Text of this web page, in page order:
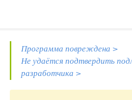
Программа повреждена >
Не удаётся подтвердить
разработчика >